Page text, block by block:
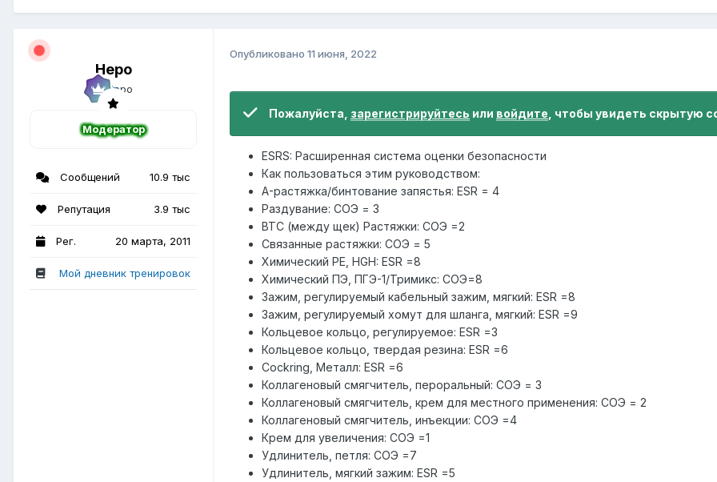
Неро
Модератор
Сообщений 10.9 тыс
Репутация 3.9 тыс
Рег. 20 марта, 2011
Мой дневник тренировок
Опубликовано 11 июня, 2022
Пожалуйста, зарегистрируйтесь или войдите , чтобы увидеть скрытую
ESRS: Расширенная система оценки безопасности
Как пользоваться этим руководством:
A-растяжка/бинтование запястья: ESR = 4
Раздувание: СОЭ = 3
BTC (между щек) Растяжки: СОЭ =2
Связанные растяжки: СОЭ = 5
Химический PE, HGH: ESR =8
Химический ПЭ, ПГЭ-1/Тримикс: СОЭ=8
Зажим, регулируемый кабельный зажим, мягкий: ESR =8
Зажим, регулируемый хомут для шланга, мягкий: ESR =9
Кольцевое кольцо, регулируемое: ESR =3
Кольцевое кольцо, твердая резина: ESR =6
Cockring, Металл: ESR =6
Коллагеновый смягчитель, пероральный: СОЭ = 3
Коллагеновый смягчитель, крем для местного применения: СОЭ = 2
Коллагеновый смягчитель, инъекции: СОЭ =4
Крем для увеличения: СОЭ =1
Удлинитель, петля: СОЭ =7
Удлинитель, мягкий зажим: ESR =5